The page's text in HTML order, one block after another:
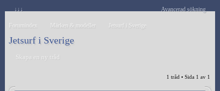
↓↓↓ Avancerad sökning
Forumindex Märken & modeller Jetsurf i Sverige
Jetsurf i Sverige
Skapa en ny tråd
1 tråd • Sida 1 av 1